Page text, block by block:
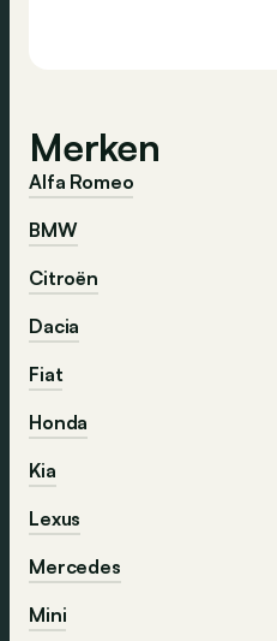
Merken
Alfa Romeo
BMW
Citroën
Dacia
Fiat
Honda
Kia
Lexus
Mercedes
Mini